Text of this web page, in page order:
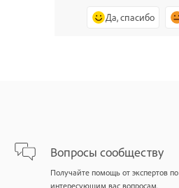
Да, спасибо
Вопросы сообществу
Получайте помощь от экспертов по
интересующим вас вопросам.